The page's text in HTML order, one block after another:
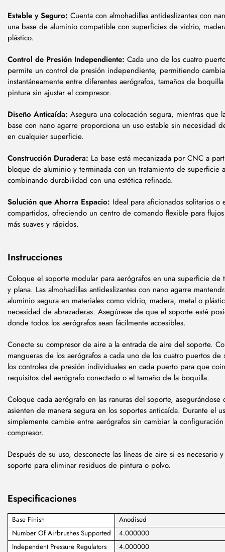
Estable y Seguro: Cuenta con almohadillas antideslizantes con
una base de aluminio compatible con superficies de vidrio,
plástico.
Control de Presión Independiente: Cada uno de los cuatro
permite un control de presión independiente, permitiendo
instantáneamente entre diferentes aerógrafos, tamaños de
pintura sin ajustar el compresor.
Diseño Anticaída: Asegura una colocación segura, mientras que
base con nano agarre proporciona un uso estable sin necesidad
en cualquier superficie.
Construcción Duradera: La base está mecanizada por CNC a
bloque de aluminio y terminada con un tratamiento de superficie
combinando durabilidad con una estética refinada.
Solución que Ahorra Espacio: Ideal para aficionados solitarios o
compartidos, ofreciendo un centro de comando flexible para
más suaves y rápidos.
Instrucciones
Coloque el soporte modular para aerógrafos en una superficie de
y plana. Las almohadillas antideslizantes con nano agarre
aluminio segura en materiales como vidrio, madera, metal o
necesidad de abrazaderas. Asegúrese de que el soporte esté
donde todos los aerógrafos sean fácilmente accesibles.
Conecte su compresor de aire a la entrada de aire del soporte.
mangueras de los aerógrafos a cada uno de los cuatro puertos de
los controles de presión individuales en cada puerto para que
requisitos del aerógrafo conectado o el tamaño de la boquilla.
Coloque cada aerógrafo en las ranuras del soporte, asegurándose
asienten de manera segura en los soportes anticaída. Durante el
simplemente cambie entre aerógrafos sin cambiar la
compresor.
Después de su uso, desconecte las líneas de aire si es necesario
soporte para eliminar residuos de pintura o polvo.
Especificaciones
Base Finish
Anodised
Number Of Airbrushes Supported
4.000000
Independent Pressure Regulators
4.000000